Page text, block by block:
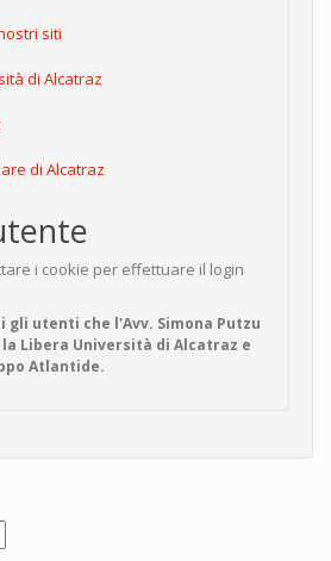
siti
di Alcatraz
di Alcatraz
i cookie per effettuare il login
gli utenti che l'Avv. Simona Putzu
Libera Università di Alcatraz e
Atlantide.